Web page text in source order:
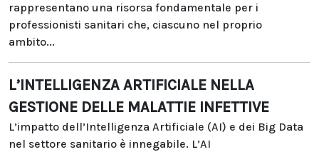
rappresentano una risorsa fondamentale per i
professionisti sanitari che, ciascuno nel proprio
ambito...
L’INTELLIGENZA ARTIFICIALE NELLA
GESTIONE DELLE MALATTIE INFETTIVE
L’impatto dell’Intelligenza Artificiale (AI) e dei Big Data
nel settore sanitario è innegabile. L’AI